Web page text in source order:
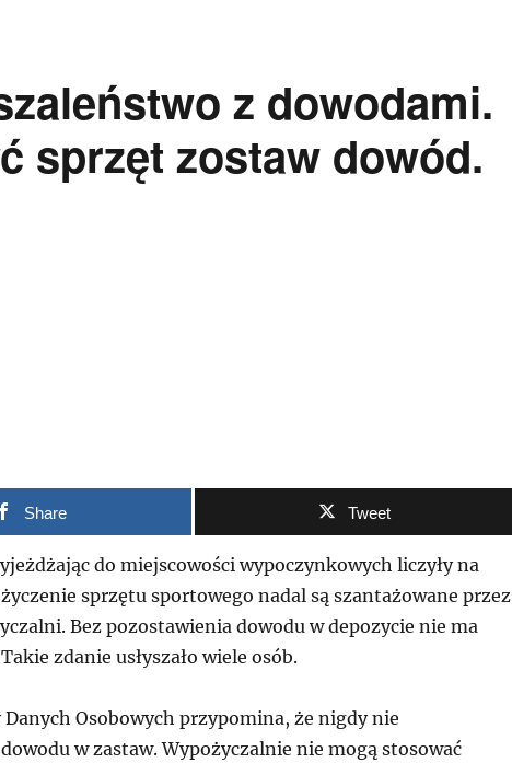
z dowodami.
sprzęt zostaw dowód.
Share Tweet
do miejscowości wypoczynkowych liczyły na
sprzętu sportowego nadal są szantażowane przez
Bez pozostawienia dowodu w depozycie nie ma
zdanie usłyszało wiele osób.
Osobowych przypomina, że nigdy nie
w zastaw. Wypożyczalnie nie mogą stosować